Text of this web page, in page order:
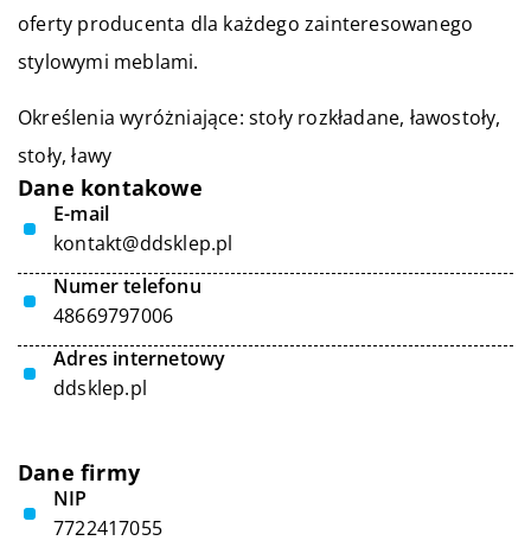
oferty producenta dla każdego zainteresowanego
stylowymi meblami.
Określenia wyróżniające: stoły rozkładane, ławostoły,
stoły, ławy
Dane kontakowe
E-mail
kontakt@ddsklep.pl
Numer telefonu
48669797006
Adres internetowy
ddsklep.pl
Dane firmy
NIP
7722417055